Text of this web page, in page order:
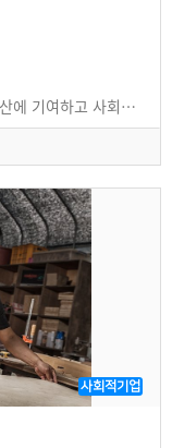
“가치를 더하는 사람들” 우리는 사회적가치 확산에 기여하고 사회적경제 활성화를 선도함으로써…
사회적기업